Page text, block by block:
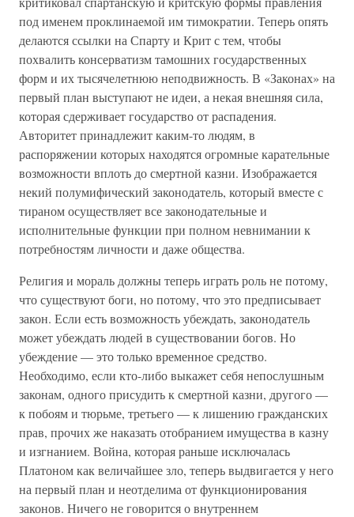
под именем проклинаемой им тимократии. Теперь опять
делаются ссылки на Спарту и Крит с тем, чтобы
похвалить консерватизм тамошних государственных
форм и их тысячелетнюю неподвижность. В «Законах» на
первый план выступают не идеи, а некая внешняя сила,
которая сдерживает государство от распадения.
Авторитет принадлежит каким-то людям, в
распоряжении которых находятся огромные карательные
возможности вплоть до смертной казни. Изображается
некий полумифический законодатель, который вместе с
тираном осуществляет все законодательные и
исполнительные функции при полном невнимании к
потребностям личности и даже общества.
Религия и мораль должны теперь играть роль не потому,
что существуют боги, но потому, что это предписывает
закон. Если есть возможность убеждать, законодатель
может убеждать людей в существовании богов. Но
убеждение — это только временное средство.
Необходимо, если кто-либо выкажет себя непослушным
законам, одного присудить к смертной казни, другого —
к побоям и тюрьме, третьего — к лишению гражданских
прав, прочих же наказать отобранием имущества в казну
и изгнанием. Война, которая раньше исключалась
Платоном как величайшее зло, теперь выдвигается у него
на первый план и неотделима от функционирования
законов. Ничего не говорится о внутреннем